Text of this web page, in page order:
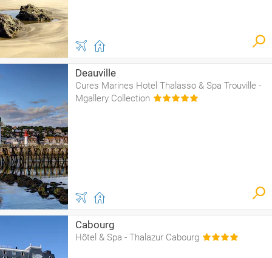
Deauville
Cures Marines Hotel Thalasso & Spa Trouville -
Mgallery Collection
Cabourg
Hôtel & Spa - Thalazur Cabourg